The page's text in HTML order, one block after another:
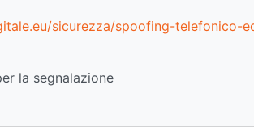
sicurezza/spoofing-
la segnalazione